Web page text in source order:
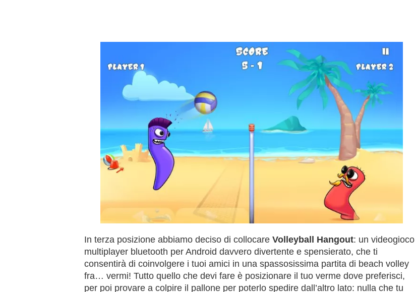
In terza posizione abbiamo deciso di collocare Volleyball Hangout: un videogioco
multiplayer bluetooth per Android davvero divertente e spensierato, che ti
consentirà di coinvolgere i tuoi amici in una spassosissima partita di beach volley
fra… vermi! Tutto quello che devi fare è posizionare il tuo verme dove preferisci,
per poi provare a colpire il pallone per poterlo spedire dall’altro lato: nulla che tu